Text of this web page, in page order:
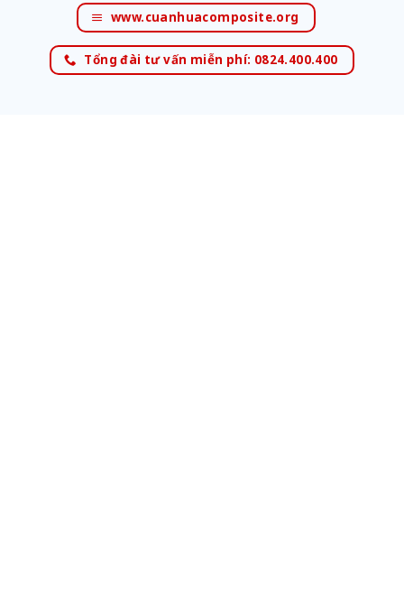
www.cuanhuacomposite.org
Tổng đài tư vấn miễn phí: 0824.400.400